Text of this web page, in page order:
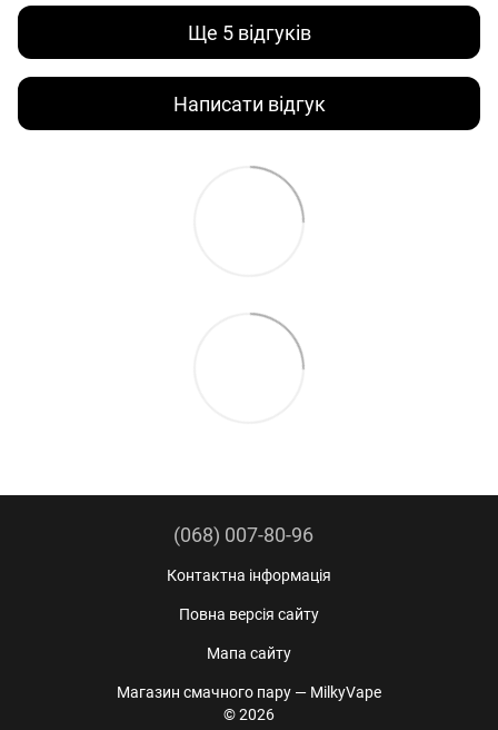
Ще 5 відгуків
Написати відгук
(068) 007-80-96
Контактна інформація
Повна версія сайту
Мапа сайту
Магазин смачного пару — MilkyVape
© 2026